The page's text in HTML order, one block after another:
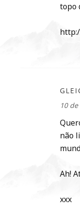
topo
10
não
Ah!
xxx